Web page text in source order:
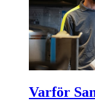
Varför